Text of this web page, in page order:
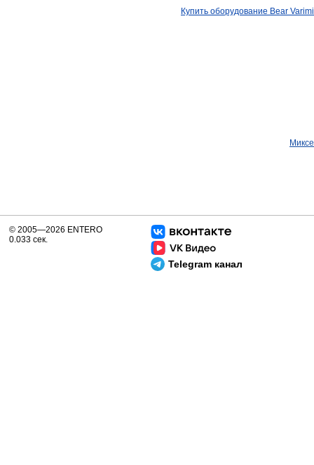
Купить оборудование Bear
Telegram канал
© 2005—2026 ENTERO
0.033 сек.